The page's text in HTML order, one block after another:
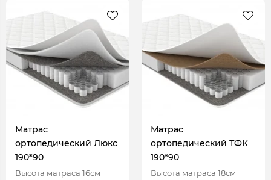
Матрас
ортопедический Люкс
190*90
Высота матраса 16см
Матрас
ортопедический ТФК
190*90
Высота матраса 18см